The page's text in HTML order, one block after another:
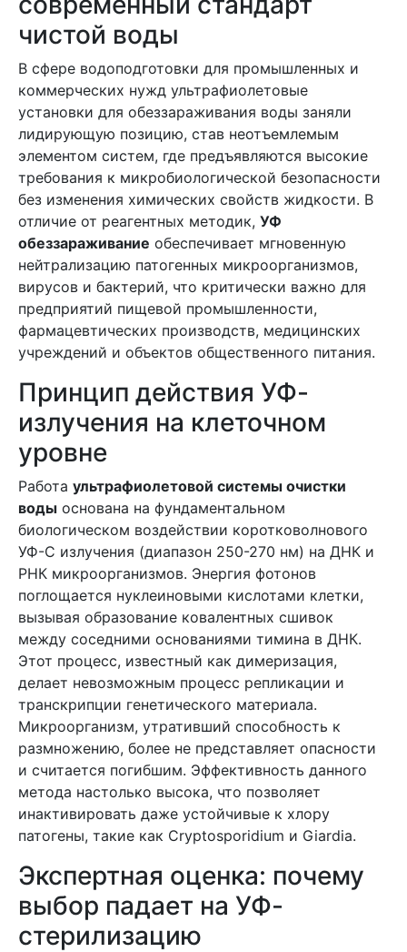
чистой воды
В сфере водоподготовки для промышленных и
коммерческих нужд ультрафиолетовые
установки для обеззараживания воды заняли
лидирующую позицию, став неотъемлемым
элементом систем, где предъявляются высокие
требования к микробиологической безопасности
без изменения химических свойств жидкости. В
отличие от реагентных методик, УФ
обеззараживание обеспечивает мгновенную
нейтрализацию патогенных микроорганизмов,
вирусов и бактерий, что критически важно для
предприятий пищевой промышленности,
фармацевтических производств, медицинских
учреждений и объектов общественного питания.
Принцип действия УФ-
излучения на клеточном
уровне
Работа ультрафиолетовой системы очистки
воды основана на фундаментальном
биологическом воздействии коротковолнового
УФ-С излучения (диапазон 250-270 нм) на ДНК и
РНК микроорганизмов. Энергия фотонов
поглощается нуклеиновыми кислотами клетки,
вызывая образование ковалентных сшивок
между соседними основаниями тимина в ДНК.
Этот процесс, известный как димеризация,
делает невозможным процесс репликации и
транскрипции генетического материала.
Микроорганизм, утративший способность к
размножению, более не представляет опасности
и считается погибшим. Эффективность данного
метода настолько высока, что позволяет
инактивировать даже устойчивые к хлору
патогены, такие как Cryptosporidium и Giardia.
Экспертная оценка: почему
выбор падает на УФ-
стерилизацию